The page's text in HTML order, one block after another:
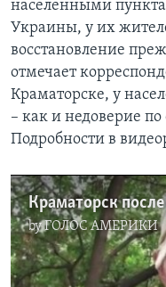
Learning English
СОЦИАЛЬНЫЕ СЕТИ
населенными
Украины, у их
восстановление
отмечает
Краматорске, у
– как и недоверие
Подробности в
byГОЛОС АМЕРИКИ
No media